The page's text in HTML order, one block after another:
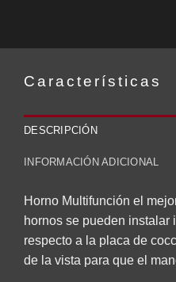
Características
DESCRIPCIÓN
INFORMACIÓN ADICIONAL
Horno Multifunción el
hornos se pueden instalar
respecto a la placa de
de la vista para que el